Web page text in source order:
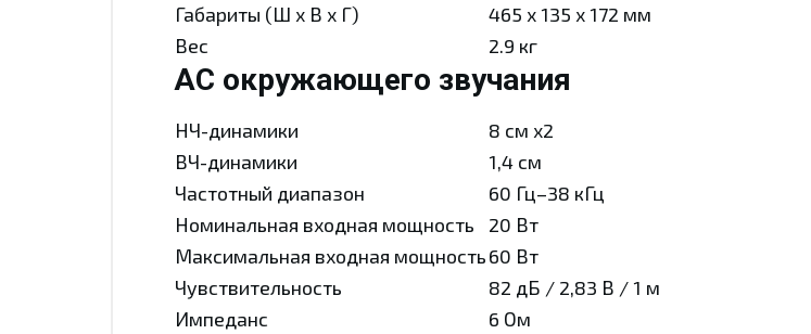
Габариты (Ш x В x Г)
465 x 135 x 172 мм
Вес
2.9 кг
АС окружающего звучания
НЧ-динамики
8 см x2
ВЧ-динамики
1,4 см
Частотный диапазон
60 Гц–38 кГц
Номинальная входная мощность
20 Вт
Максимальная входная мощность60 Вт
Чувствительность
82 дБ / 2,83 В / 1 м
Импеданс
6 Ом